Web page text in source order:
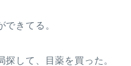
できてる。
して、目薬を買った。